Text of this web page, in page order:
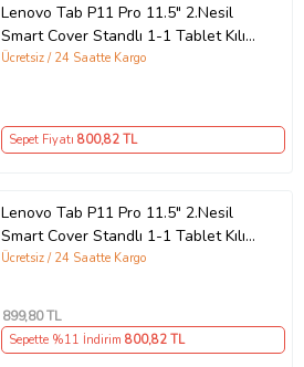
Lenovo Tab P11 Pro 11.5" 2.Nesil
Smart Cover Standlı 1-1 Tablet Kılıf
(Gold)
Ücretsiz / 24 Saatte Kargo
Sepet Fiyatı 800,82 TL
Lenovo Tab P11 Pro 11.5" 2.Nesil
Smart Cover Standlı 1-1 Tablet Kılıf
(Mavi)
Ücretsiz / 24 Saatte Kargo
899,80 TL
Sepette %11 İndirim 800,82 TL